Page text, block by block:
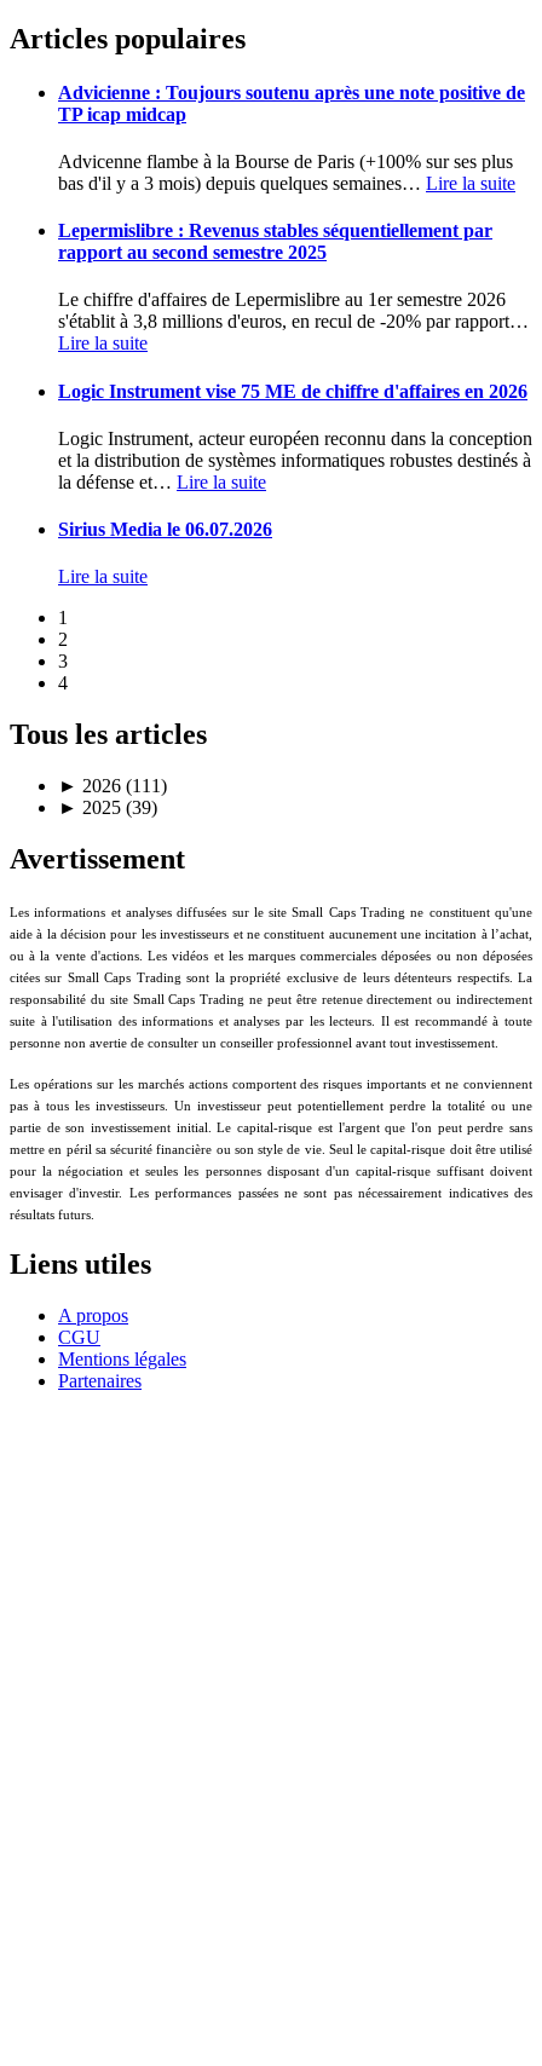
Articles populaires
Advicienne : Toujours soutenu après une note positive de
TP icap midcap
Advicenne flambe à la Bourse de Paris (+100% sur ses plus
bas d'il y a 3 mois) depuis quelques semaines… Lire la suite
Lepermislibre : Revenus stables séquentiellement par
rapport au second semestre 2025
Le chiffre d'affaires de Lepermislibre au 1er semestre 2026
s'établit à 3,8 millions d'euros, en recul de -20% par rapport…
Lire la suite
Logic Instrument vise 75 ME de chiffre d'affaires en 2026
Logic Instrument, acteur européen reconnu dans la conception
et la distribution de systèmes informatiques robustes destinés à
la défense et… Lire la suite
Sirius Media le 06.07.2026
Lire la suite
1
2
3
4
Tous les articles
► 2026 (111)
► 2025 (39)
Avertissement
Les informations et analyses diffusées sur le site Small Caps Trading ne constituent qu'une
aide à la décision pour les investisseurs et ne constituent aucunement une incitation à l’achat,
ou à la vente d'actions. Les vidéos et les marques commerciales déposées ou non déposées
citées sur Small Caps Trading sont la propriété exclusive de leurs détenteurs respectifs. La
responsabilité du site Small Caps Trading ne peut être retenue directement ou indirectement
suite à l'utilisation des informations et analyses par les lecteurs. Il est recommandé à toute
personne non avertie de consulter un conseiller professionnel avant tout investissement.
Les opérations sur les marchés actions comportent des risques importants et ne conviennent
pas à tous les investisseurs. Un investisseur peut potentiellement perdre la totalité ou une
partie de son investissement initial. Le capital-risque est l'argent que l'on peut perdre sans
mettre en péril sa sécurité financière ou son style de vie. Seul le capital-risque doit être utilisé
pour la négociation et seules les personnes disposant d'un capital-risque suffisant doivent
envisager d'investir. Les performances passées ne sont pas nécessairement indicatives des
résultats futurs.
Liens utiles
A propos
CGU
Mentions légales
Partenaires